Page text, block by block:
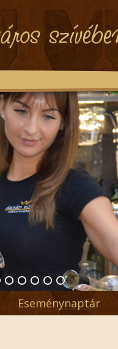
Eseménynaptár